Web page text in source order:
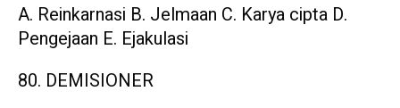
A. Reinkarnasi B. Jelmaan C. Karya cipta D.
Pengejaan E. Ejakulasi
80. DEMISIONER